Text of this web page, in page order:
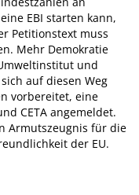
EBI starten kann,
Petitionstext muss
Mehr Demokratie
und
auf diesen Weg
vorbereitet, eine
CETA angemeldet.
Armutszeugnis für die
der EU.